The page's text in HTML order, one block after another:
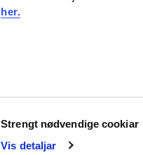
her.
Selection
Strengt nødvendige cookiar
Vis detaljar